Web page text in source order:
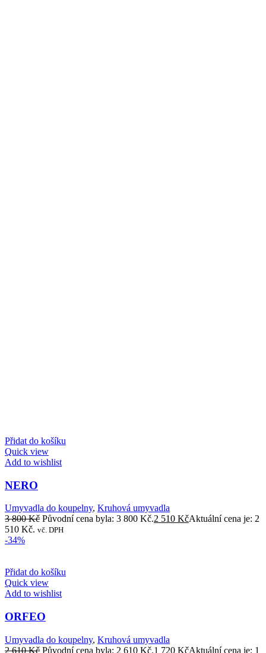
Přidat do košíku
Quick view
Add to wishlist
NERO
Umyvadla do koupelny, Kruhová umyvadla
3 800Kč Původní cena byla: 3 800 Kč.2 510 KčAktuální cena je: 2
510 Kč. vč. DPH
-34%
Přidat do košíku
Quick view
Add to wishlist
ORFEO
Umyvadla do koupelny, Kruhová umyvadla
2 610Kč Původní cena byla: 2 610 Kč.1 720 KčAktuální cena je: 1